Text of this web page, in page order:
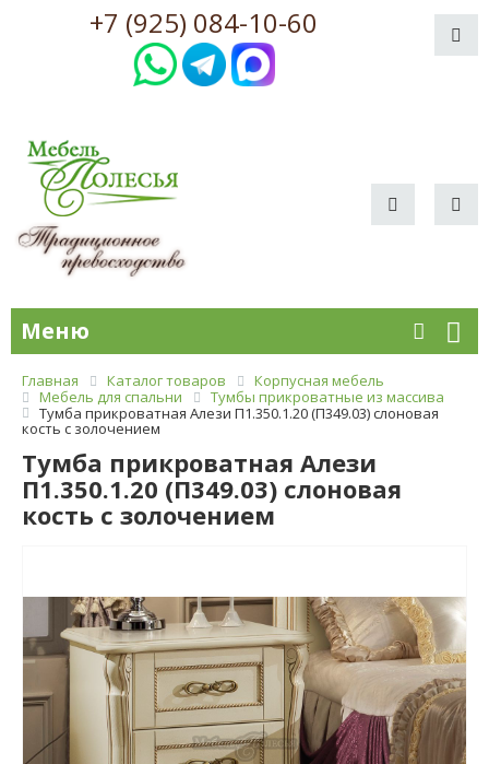
+7 (925) 084-10-60
Меню
Главная Каталог товаров
Корпусная мебель
Мебель для спальни
Тумбы прикроватные из массива
Тумба прикроватная Алези П1.350.1.20 (П349.03) слоновая
кость с золочением
Тумба прикроватная Алези
П1.350.1.20 (П349.03) слоновая
кость с золочением